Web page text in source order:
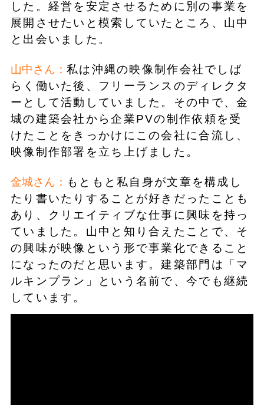
した。経営を安定させるために別の事業を
展開させたいと模索していたところ、山中
と出会いました。
山中さん： 私は沖縄の映像制作会社でしば
らく働いた後、フリーランスのディレクタ
ーとして活動していました。その中で、金
城の建築会社から企業PVの制作依頼を受
けたことをきっかけにこの会社に合流し、
映像制作部署を立ち上げました。
金城さん： もともと私自身が文章を構成し
たり書いたりすることが好きだったことも
あり、クリエイティブな仕事に興味を持っ
ていました。山中と知り合えたことで、そ
の興味が映像という形で事業化できること
になったのだと思います。建築部門は「マ
ルキンプラン」という名前で、今でも継続
しています。